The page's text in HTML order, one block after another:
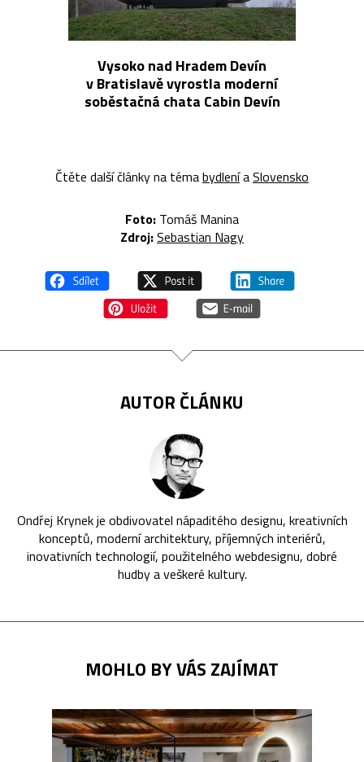
Vysoko nad Hradem Devín
v Bratislavě vyrostla moderní
soběstačná chata Cabin Devín
Čtěte další články na témabydleníaSlovensko
Foto: Tomáš Manina
Zdroj:Sebastian Nagy
AUTOR ČLÁNKU
Ondřej Krynek je obdivovatel nápaditého designu, kreativních
konceptů, moderní architektury, příjemných interiérů,
inovativních technologií, použitelného webdesignu, dobré
hudby a veškeré kultury.
MOHLO BY VÁS ZAJÍMAT